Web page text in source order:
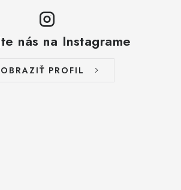
nás na Instagrame
PROFIL